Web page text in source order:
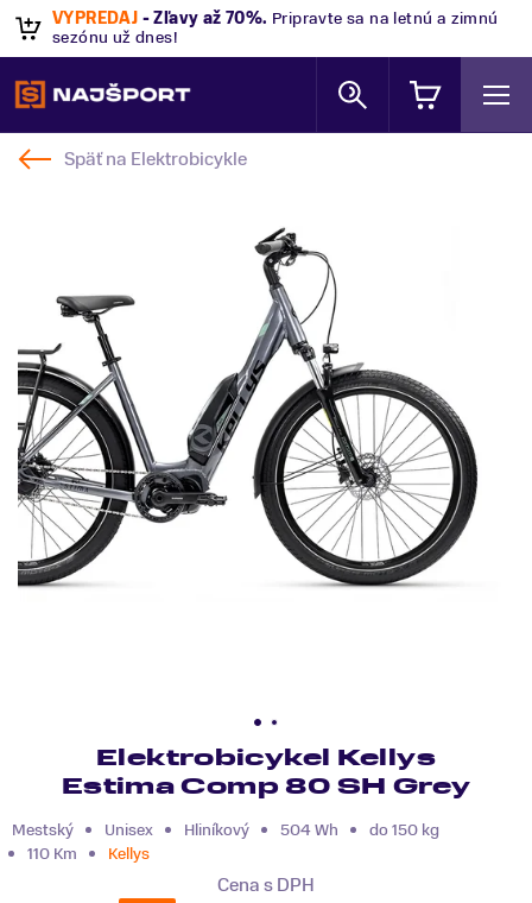
VÝPREDAJ - Zľavy až 70%. Pripravte sa na letnú a zimnú
sezónu už dnes!
Späť na Elektrobicykle
Elektrobicykel Kellys
Estima Comp 80 SH Grey
Mestský Unisex Hliníkový 504 Wh
do 150 kg
110 Km
Kellys
Cena s DPH